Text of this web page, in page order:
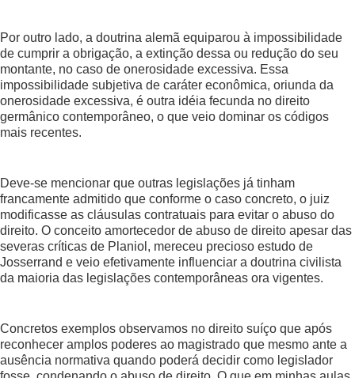
Por outro lado, a doutrina alemã equiparou à impossibilidade
de cumprir a obrigação, a extinção dessa ou redução do seu
montante, no caso de onerosidade excessiva. Essa
impossibilidade subjetiva de caráter econômica, oriunda da
onerosidade excessiva, é outra idéia fecunda no direito
germânico contemporâneo, o que veio dominar os códigos
mais recentes.
Deve-se mencionar que outras legislações já tinham
francamente admitido que conforme o caso concreto, o juiz
modificasse as cláusulas contratuais para evitar o abuso do
direito. O conceito amortecedor de abuso de direito apesar das
severas críticas de Planiol, mereceu precioso estudo de
Josserrand e veio efetivamente influenciar a doutrina civilista
da maioria das legislações contemporâneas ora vigentes.
Concretos exemplos observamos no direito suíço que após
reconhecer amplos poderes ao magistrado que mesmo ante a
ausência normativa quando poderá decidir como legislador